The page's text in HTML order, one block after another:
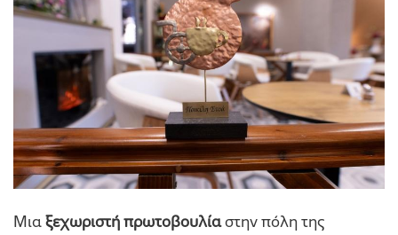
Μιαξεχωριστή πρωτοβουλίαστην πόλη της